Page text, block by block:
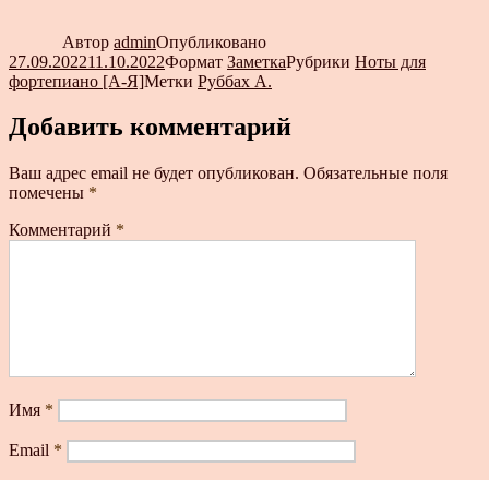
Автор adminОпубликовано
27.09.202211.10.2022Формат ЗаметкаРубрики Ноты для
фортепиано [А-Я]Метки Руббах А.
Добавить комментарий
Ваш адрес email не будет опубликован. Обязательные поля
помечены *
Комментарий *
Имя *
Email *